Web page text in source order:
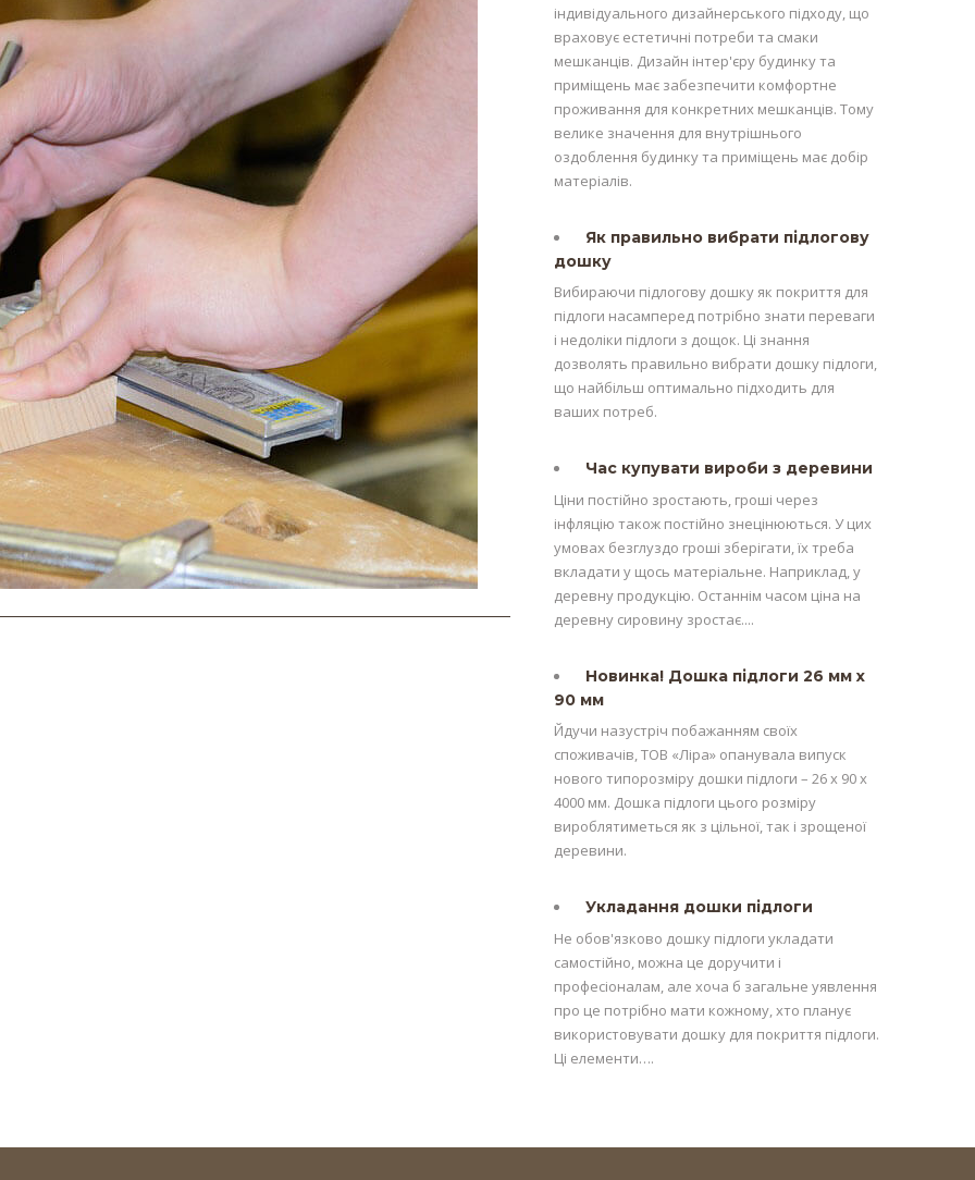
індивідуального дизайнерського підходу, що
враховує естетичні потреби та смаки
мешканців. Дизайн інтер'єру будинку та
приміщень має забезпечити комфортне
проживання для конкретних мешканців. Тому
велике значення для внутрішнього
оздоблення будинку та приміщень має добір
матеріалів.
Як правильно вибрати підлогову
дошку
Вибираючи підлогову дошку як покриття для
підлоги насамперед потрібно знати переваги
і недоліки підлоги з дощок. Ці знання
дозволять правильно вибрати дошку підлоги,
що найбільш оптимально підходить для
ваших потреб.
Час купувати вироби з деревини
Ціни постійно зростають, гроші через
інфляцію також постійно знецінюються. У цих
умовах безглуздо гроші зберігати, їх треба
вкладати у щось матеріальне. Наприклад, у
деревну продукцію. Останнім часом ціна на
деревну сировину зростає....
Новинка! Дошка підлоги 26 мм х
90 мм
Йдучи назустріч побажанням своїх
споживачів, ТОВ «Ліра» опанувала випуск
нового типорозміру дошки підлоги – 26 х 90 х
4000 мм. Дошка підлоги цього розміру
вироблятиметься як з цільної, так і зрощеної
деревини.
Укладання дошки підлоги
Не обов'язково дошку підлоги укладати
самостійно, можна це доручити і
професіоналам, але хоча б загальне уявлення
про це потрібно мати кожному, хто планує
використовувати дошку для покриття підлоги.
Ці елементи….